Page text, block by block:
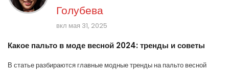
Голубева
вкл мая 31, 2025
Какое пальто в моде весной 2024: тренды и советы
В статье разбираются главные модные тренды на пальто весной